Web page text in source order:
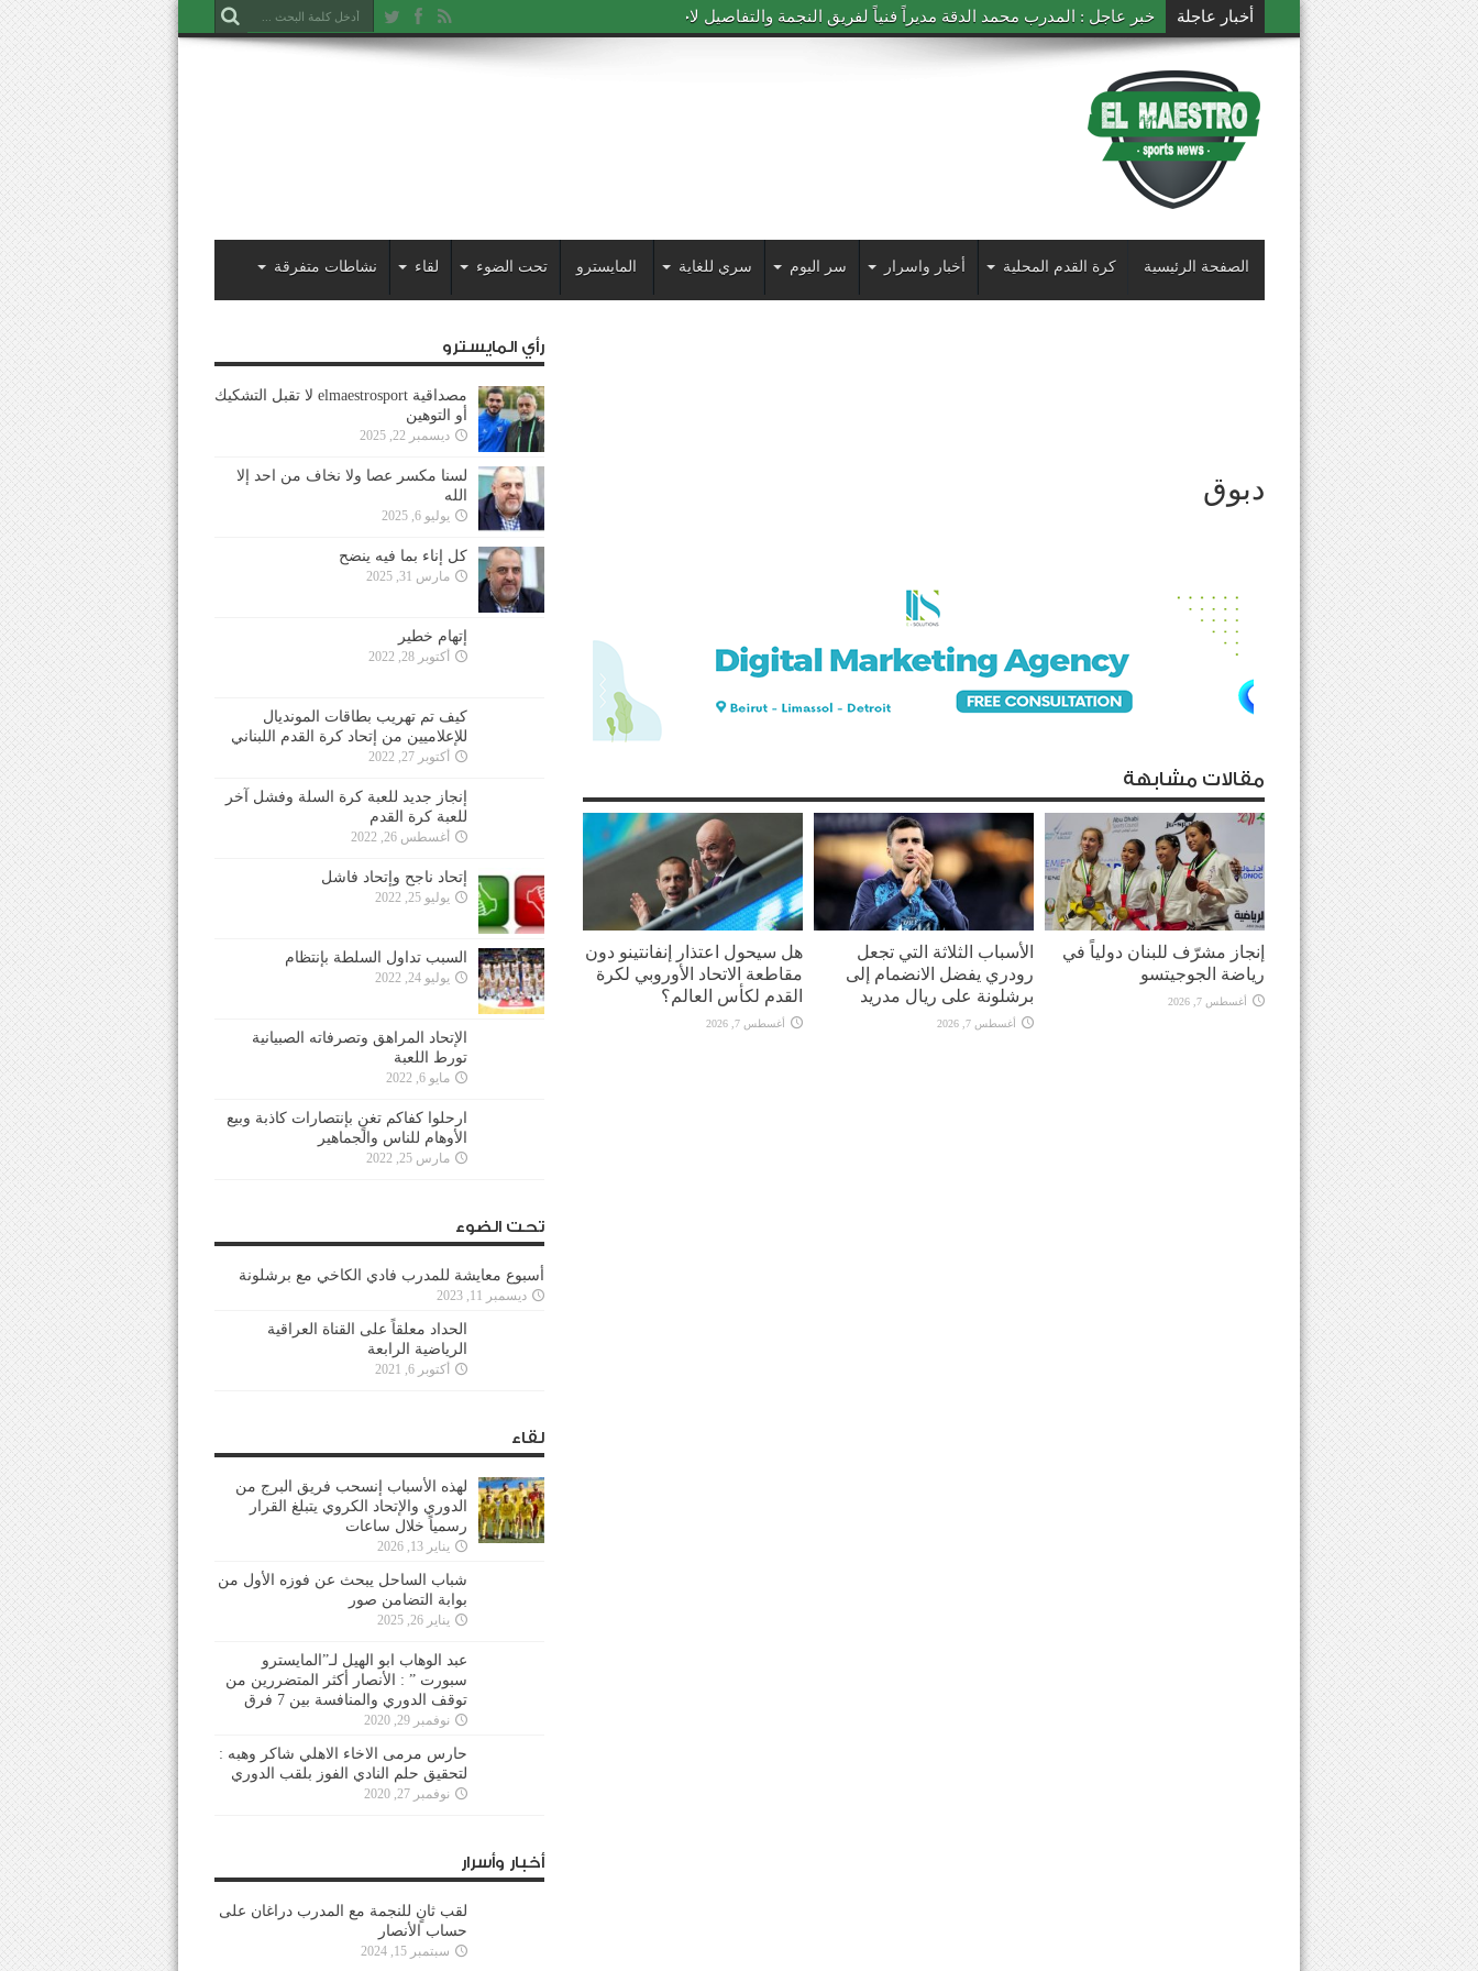
أخبار عاجلة خبر عاجل : المدرب محمد الدقة مديراً فنياً لفريق النجمة والتفاصيل لاحقاً
الصفحة الرئيسية كرة القدم المحلية أخبار واسرار سر اليوم سري للغاية المايسترو تحت الضوء لقاء نشاطات متفرقة
دبوق
مقالات مشابهة
إنجاز مشرّف للبنان دولياً في
رياضة الجوجيتسو
أغسطس 7, 2026
الأسباب الثلاثة التي تجعل
رودري يفضل الانضمام إلى
برشلونة على ريال مدريد
أغسطس 7, 2026
هل سيحول اعتذار إنفانتينو دون
مقاطعة الاتحاد الأوروبي لكرة
القدم لكأس العالم؟
أغسطس 7, 2026
رأي المايسترو
مصداقية elmaestrosport لا تقبل التشكيك
أو التوهين
ديسمبر 22, 2025
لسنا مكسر عصا ولا نخاف من احد إلا
الله
يوليو 6, 2025
كل إناء بما فيه ينضح
مارس 31, 2025
إتهام خطير
أكتوبر 28, 2022
كيف تم تهريب بطاقات المونديال
للإعلاميين من إتحاد كرة القدم اللبناني
أكتوبر 27, 2022
إنجاز جديد للعبة كرة السلة وفشل آخر
للعبة كرة القدم
أغسطس 26, 2022
إتحاد ناجح وإتحاد فاشل
يوليو 25, 2022
السبب تداول السلطة بإنتظام
يوليو 24, 2022
الإتحاد المراهق وتصرفاته الصبيانية
تورط اللعبة
مايو 6, 2022
ارحلوا كفاكم تغنٍ بإنتصارات كاذبة وبيع
الأوهام للناس والجماهير
مارس 25, 2022
تحت الضوء
أسبوع معايشة للمدرب فادي الكاخي مع برشلونة
ديسمبر 11, 2023
الحداد معلقاً على القناة العراقية
الرياضية الرابعة
أكتوبر 6, 2021
لقاء
لهذه الأسباب إنسحب فريق البرج من
الدوري والإتحاد الكروي يتبلغ القرار
رسمياً خلال ساعات
يناير 13, 2026
شباب الساحل يبحث عن فوزه الأول من
بوابة التضامن صور
يناير 26, 2025
عبد الوهاب ابو الهيل لـ”المايسترو
سبورت ” : الأنصار أكثر المتضررين من
توقف الدوري والمنافسة بين 7 فرق
نوفمبر 29, 2020
حارس مرمى الاخاء الاهلي شاكر وهبه :
لتحقيق حلم النادي الفوز بلقب الدوري
نوفمبر 27, 2020
أخبار وأسرار
لقب ثانٍ للنجمة مع المدرب دراغان على
حساب الأنصار
سبتمبر 15, 2024